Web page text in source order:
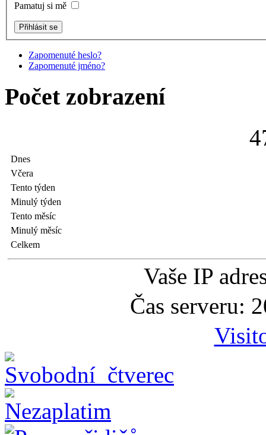
Pamatuj si mě
Zapomenuté heslo?
Zapomenuté jméno?
Počet zobrazení
4
Dnes
Včera
Tento týden
Minulý týden
Tento měsíc
Minulý měsíc
Celkem
Vaše IP
Čas serveru: